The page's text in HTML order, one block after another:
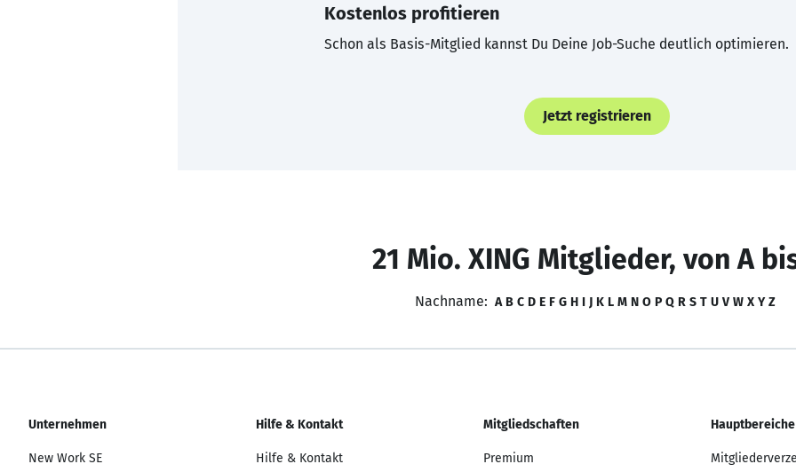
Kostenlos profitieren
Schon als Basis-Mitglied kannst Du Deine Job-Suche deutlich optimieren.
Jetzt registrieren
21 Mio. XING Mitglieder, von A
Nachname: A B C D E F G H I J K L M N O P Q R S T U V W X Y Z
Unternehmen
New Work SE
Hilfe & Kontakt
Hilfe & Kontakt
Mitgliedschaften
Premium
Hauptbereiche